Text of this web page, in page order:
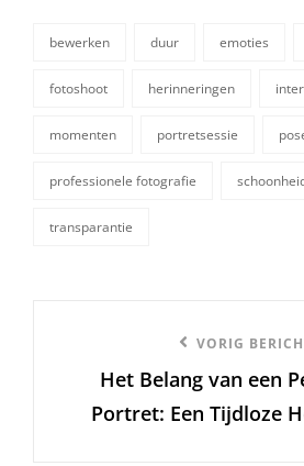
bewerken duur emoties
fotoshoot herinneringen
momenten portretsessie
professionele fotografie
transparantie
bericht
VORIG
Het Belang van een
Portret: Een Tijdloze